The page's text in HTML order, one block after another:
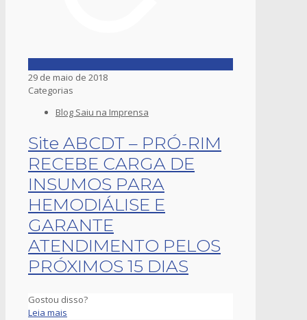
29 de maio de 2018
Categorias
Blog Saiu na Imprensa
Site ABCDT – PRÓ-RIM
RECEBE CARGA DE
INSUMOS PARA
HEMODIÁLISE E
GARANTE
ATENDIMENTO PELOS
PRÓXIMOS 15 DIAS
Gostou disso?
Leia mais